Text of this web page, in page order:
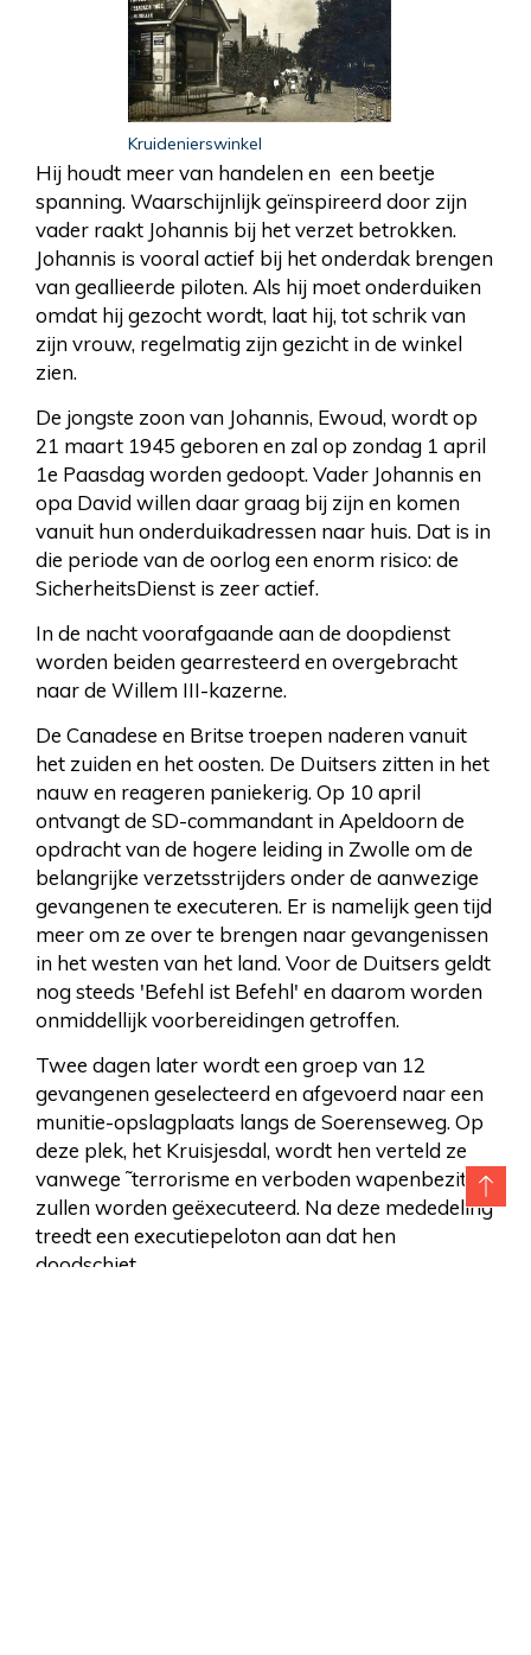
Kruidenierswinkel
Hij houdt meer van handelen en een beetje
spanning. Waarschijnlijk geïnspireerd door zijn
vader raakt Johannis bij het verzet betrokken.
Johannis is vooral actief bij het onderdak brengen
van geallieerde piloten. Als hij moet onderduiken
omdat hij gezocht wordt, laat hij, tot schrik van
zijn vrouw, regelmatig zijn gezicht in de winkel
zien.
De jongste zoon van Johannis, Ewoud, wordt op
21 maart 1945 geboren en zal op zondag 1 april
1e Paasdag worden gedoopt. Vader Johannis en
opa David willen daar graag bij zijn en komen
vanuit hun onderduikadressen naar huis. Dat is in
die periode van de oorlog een enorm risico: de
SicherheitsDienst is zeer actief.
In de nacht voorafgaande aan de doopdienst
worden beiden gearresteerd en overgebracht
naar de Willem III-kazerne.
De Canadese en Britse troepen naderen vanuit
het zuiden en het oosten. De Duitsers zitten in het
nauw en reageren paniekerig. Op 10 april
ontvangt de SD-commandant in Apeldoorn de
opdracht van de hogere leiding in Zwolle om de
belangrijke verzetsstrijders onder de aanwezige
gevangenen te executeren. Er is namelijk geen tijd
meer om ze over te brengen naar gevangenissen
in het westen van het land. Voor de Duitsers geldt
nog steeds 'Befehl ist Befehl' en daarom worden
onmiddellijk voorbereidingen getroffen.
Twee dagen later wordt een groep van 12
gevangenen geselecteerd en afgevoerd naar een
munitie-opslagplaats langs de Soerenseweg. Op
deze plek, het Kruisjesdal, wordt hen verteld ze
vanwege ˜terrorisme en verboden wapenbezit˜
zullen worden geëxecuteerd. Na deze mededeling
treedt een executiepeloton aan dat hen
doodschiet.